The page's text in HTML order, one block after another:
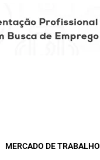
MERCADO DE TRABALHO